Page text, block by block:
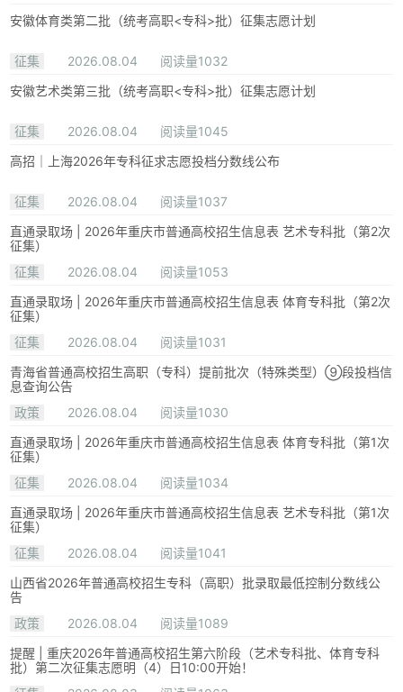
安徽体育类第二批（统考高职<专科>批）征集志愿计划
征集 2026.08.04
阅读量1032
安徽艺术类第三批（统考高职<专科>批）征集志愿计划
征集 2026.08.04
阅读量1045
高招｜上海2026年专科征求志愿投档分数线公布
征集 2026.08.04
阅读量1037
直通录取场 | 2026年重庆市普通高校招生信息表 艺术专科批（第2次
征集）
征集
2026.08.04
阅读量1053
直通录取场 | 2026年重庆市普通高校招生信息表 体育专科批（第2次
征集）
征集
2026.08.04
阅读量1031
青海省普通高校招生高职（专科）提前批次（特殊类型）⑨段投档信
息查询公告
政策
2026.08.04
阅读量1030
直通录取场 | 2026年重庆市普通高校招生信息表 体育专科批（第1次
征集）
征集
2026.08.04
阅读量1034
直通录取场 | 2026年重庆市普通高校招生信息表 艺术专科批（第1次
征集）
征集
2026.08.04
阅读量1041
山西省2026年普通高校招生专科（高职）批录取最低控制分数线公
告
政策
2026.08.04
阅读量1089
提醒 | 重庆2026年普通高校招生第六阶段（艺术专科批、体育专科
批）第二次征集志愿明（4）日10:00开始！